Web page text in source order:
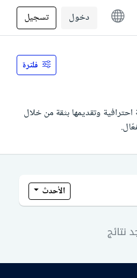
دخول تسجيل
فلترة
وتقديمها بثقة من خلال
الأحدث
نتائج